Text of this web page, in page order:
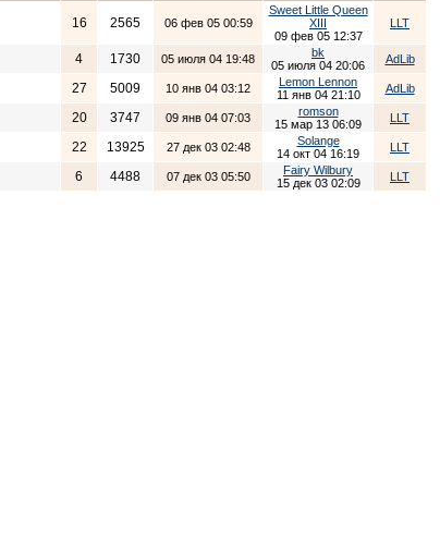
16 2565 06 фев 05 00:59
Sweet Little Queen
XIII
09 фев 05 12:37
LLT
4 1730 05 июля 04 19:48
bk
05 июля 04 20:06
AdLib
27 5009 10 янв 04 03:12
Lemon Lennon
11 янв 04 21:10
AdLib
20 3747 09 янв 04 07:03
romson
15 мар 13 06:09
LLT
22 13925 27 дек 03 02:48
Solange
14 окт 04 16:19
LLT
6 4488 07 дек 03 05:50
Fairy Wilbury
15 дек 03 02:09
LLT